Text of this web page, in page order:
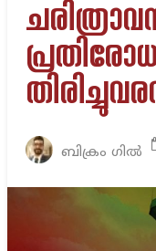
ബിക്രം ഗിൽ